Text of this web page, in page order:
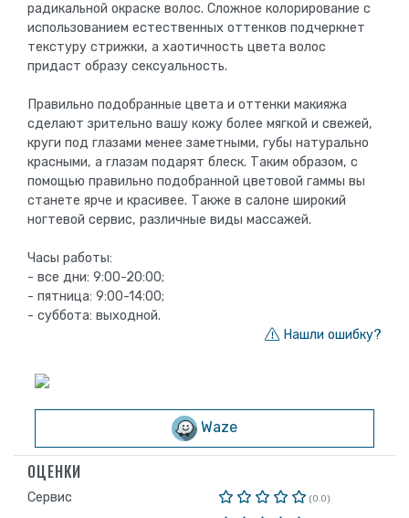
радикальной окраске волос. Сложное колорирование с
использованием естественных оттенков подчеркнет
текстуру стрижки, а хаотичность цвета волос
придаст образу сексуальность.
Правильно подобранные цвета и оттенки макияжа
сделают зрительно вашу кожу более мягкой и свежей,
круги под глазами менее заметными, губы натурально
красными, а глазам подарят блеск. Таким образом, с
помощью правильно подобранной цветовой гаммы вы
станете ярче и красивее. Также в салоне широкий
ногтевой сервис, различные виды массажей.
Часы работы:
- все дни: 9:00-20:00;
- пятница: 9:00-14:00;
- суббота: выходной.
Нашли ошибку?
Waze
ОЦЕНКИ
Сервис (0.0)